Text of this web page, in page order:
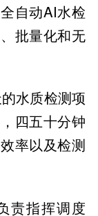
自动AI水检
批量化和无
水质检测项
四五十分钟
率以及检测
责指挥调度